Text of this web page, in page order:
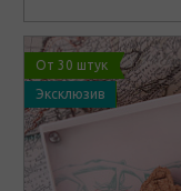
От 30 штук
Эксклюзив